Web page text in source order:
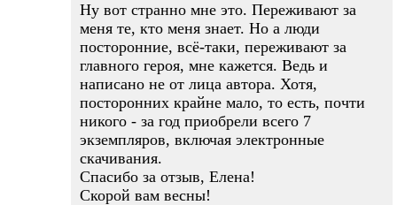
Ну вот странно мне это. Переживают за
меня те, кто меня знает. Но а люди
посторонние, всё-таки, переживают за
главного героя, мне кажется. Ведь и
написано не от лица автора. Хотя,
посторонних крайне мало, то есть, почти
никого - за год приобрели всего 7
экземпляров, включая электронные
скачивания.
Спасибо за отзыв, Елена!
Скорой вам весны!